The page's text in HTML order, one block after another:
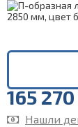
165 270
Нашли